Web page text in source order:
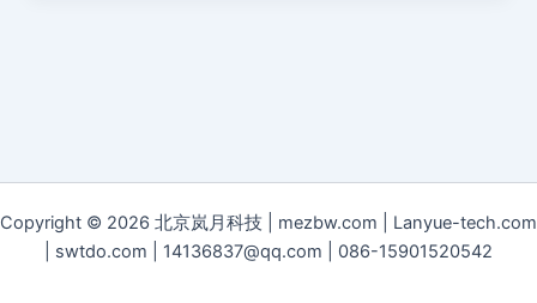
Copyright © 2026 北京岚月科技 | mezbw.com | Lanyue-tech.com
| swtdo.com | 14136837@qq.com | 086-15901520542